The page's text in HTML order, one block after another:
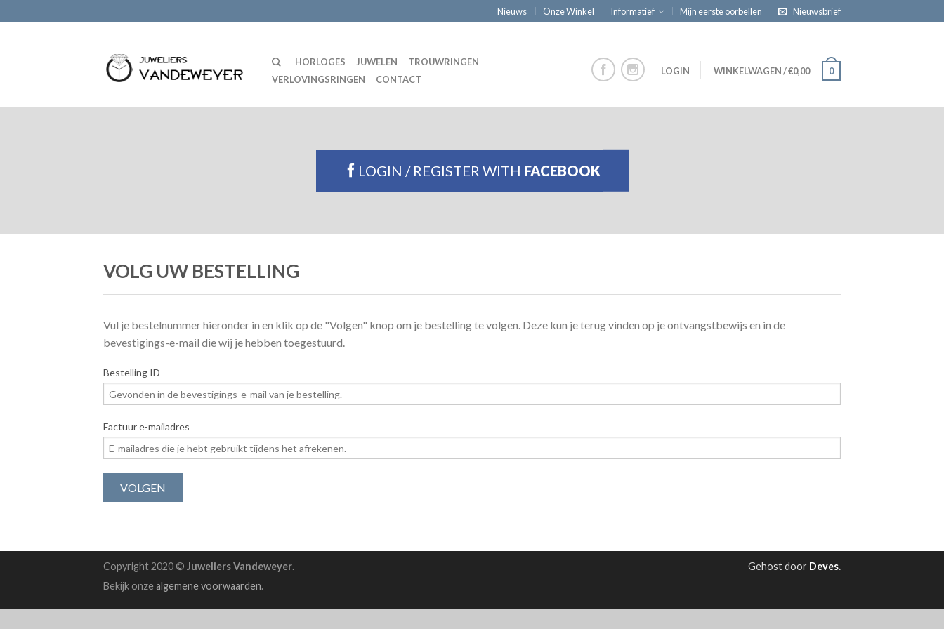
Nieuws Onze Winkel Informatief Mijn eerste oorbellen Nieuwsbrief
HORLOGES JUWELEN
TROUWRINGEN
VERLOVINGSRINGEN
CONTACT
LOGIN WINKELWAGEN/€0,00 0
LOGIN / REGISTER WITH FACEBOOK
VOLG UW BESTELLING
Vul je bestelnummer hieronder in en klik op de "Volgen" knop om je bestelling te volgen. Deze kun je terug vinden op je ontvangstbewijs en in de
bevestigings-e-mail die wij je hebben toegestuurd.
Bestelling ID
Factuur e-mailadres
VOLGEN
Copyright 2020 © Juweliers Vandeweyer.
Bekijk onzealgemene voorwaarden.
Gehost door Deves.